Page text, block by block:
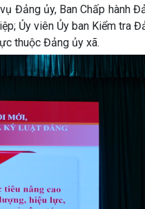
Đảng ủy, Ban Chấp hành
Ủy viên Ủy ban Kiểm tra
thuộc Đảng ủy xã.